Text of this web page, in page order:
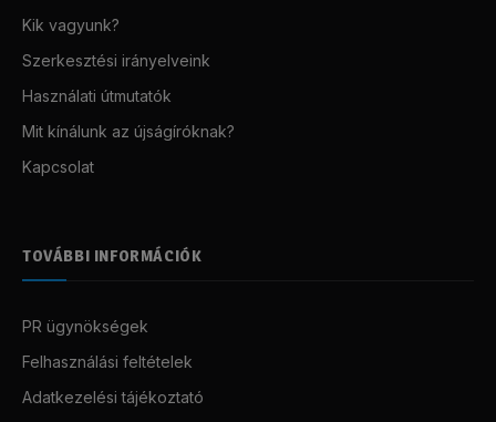
Kik vagyunk?
Szerkesztési irányelveink
Használati útmutatók
Mit kínálunk az újságíróknak?
Kapcsolat
TOVÁBBI INFORMÁCIÓK
PR ügynökségek
Felhasználási feltételek
Adatkezelési tájékoztató